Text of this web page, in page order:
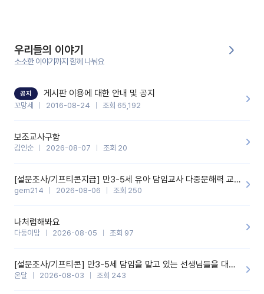
을 많이 하는데,꼬망봇 덕분에 고민하는 시간을 줄이고 학부모님을
안심시킬 수 있었습니다.이 부분은 꼬망봇이 추가로 알려준 응대 tip
입니다.학부모님께 전화를 드리기 전에, 내용을 숙지하여 좀 더 전문
성 있는 교사가 되어 대화를 나눌 수 있었습니다.꼬망세 AI학부모 응
기능을 개발해 주셔서 감사합니다.
우리들의 이야기
소소한 이야기까지 함께 나눠요
공지 게시판 이용에 대한 안내 및 공지
꼬망세 2016-08-24 조회 65,192
보조교사구함
김인순 2026-08-07 조회 20
[설문조사/기프티콘지급] 만3-5세 유아 담임교사 다중문해력 교육 증진을 위한 설문조사
gem214 2026-08-06 조회 250
나처럼해봐요
다둥이맘 2026-08-05 조회 97
[설문조사/기프티콘] 만3-5세 담임을 맡고 있는 선생님들을 대상으로 설문조사를 합니다!
온달 2026-08-03 조회 243